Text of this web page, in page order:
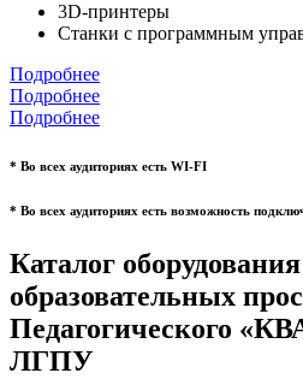
3D-принтеры
Станки с программным
Подробнее
Подробнее
Подробнее
* Во всех аудиториях есть WI-FI
* Во всех аудиториях есть возможность
Каталог оборудования
образовательных
Педагогического
ЛГПУ